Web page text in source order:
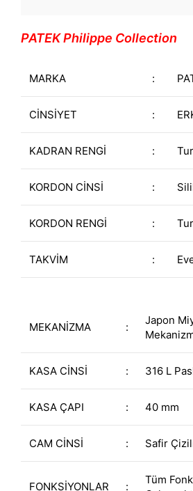
PATEK Philippe Collection
MARKA :
CİNSİYET :
KADRAN RENGİ :
KORDON CİNSİ :
KORDON RENGİ :
TAKVİM :
MEKANİZMA :
Japon
KASA CİNSİ : 316 L
KASA ÇAPI : 40 mm
CAM CİNSİ : Safir
FONKSİYONLAR :
Tüm